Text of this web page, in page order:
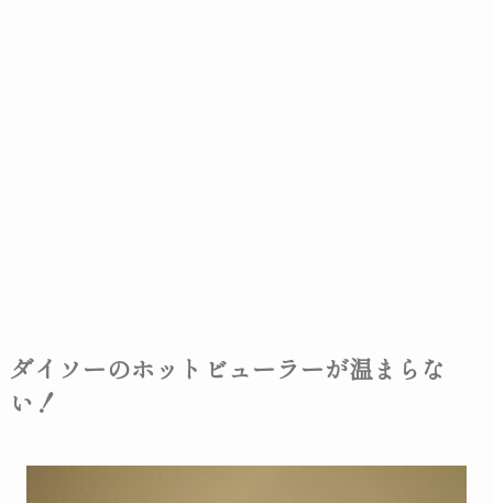
ダイソーのホットビューラーが温まらな
い！